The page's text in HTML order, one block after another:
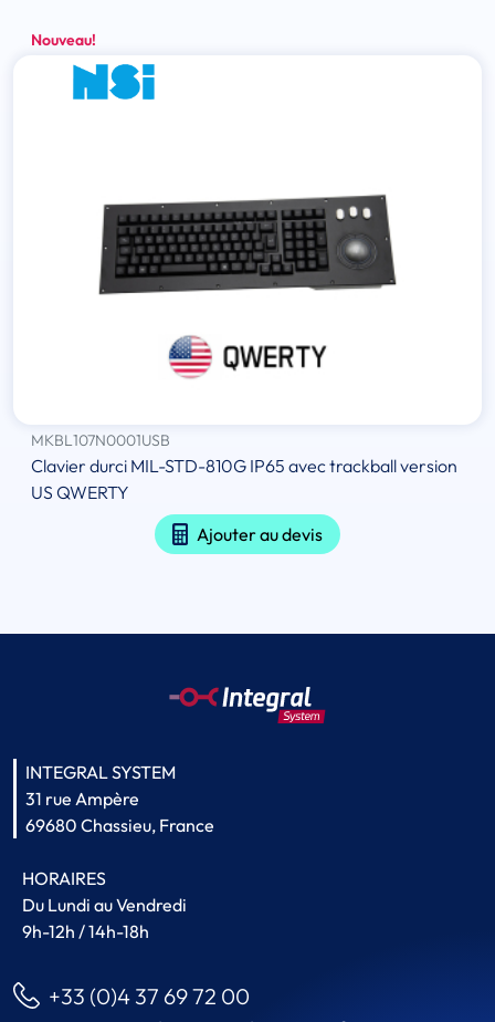
Nouveau!
MKBL107N0001USB
Clavier durci MIL-STD-810G IP65 avec trackball version
US QWERTY
Ajouter au devis
INTEGRAL SYSTEM
31 rue Ampère
69680 Chassieu, France
HORAIRES
Du Lundi au Vendredi
9h-12h / 14h-18h
+33 (0)4 37 69 72 00